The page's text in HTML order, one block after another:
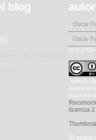
blog
(1)
Oscar
Oscar
(cc)
Todo lo
expresa
licencia
licencia
El avatar